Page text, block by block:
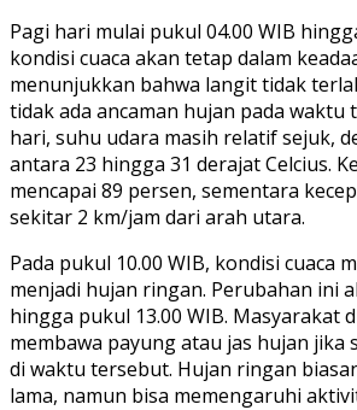
Pagi hari mulai pukul 04.00 WIB
kondisi cuaca akan tetap dalam
menunjukkan bahwa langit tidak
tidak ada ancaman hujan pada waktu
hari, suhu udara masih relatif sejuk,
antara 23 hingga 31 derajat Celcius.
mencapai 89 persen, sementara
sekitar 2 km/jam dari arah utara.
Pada pukul 10.00 WIB, kondisi cuaca
menjadi hujan ringan. Perubahan ini
hingga pukul 13.00 WIB. Masyarakat
membawa payung atau jas hujan jika
di waktu tersebut. Hujan ringan
lama, namun bisa memengaruhi